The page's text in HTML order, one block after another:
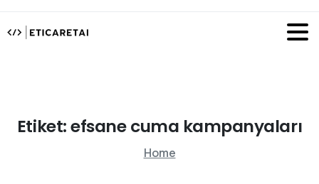
Etiket:efsanecuma kampanyaları
Home